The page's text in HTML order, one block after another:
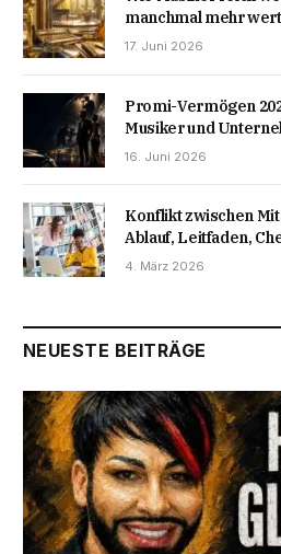
manchmal mehr
17. Juni 2026
Promi-Vermögen
Musiker und
16. Juni 2026
Konflikt zwischen
Ablauf, Leitfaden,
4. März 2026
NEUESTE BEITRÄGE